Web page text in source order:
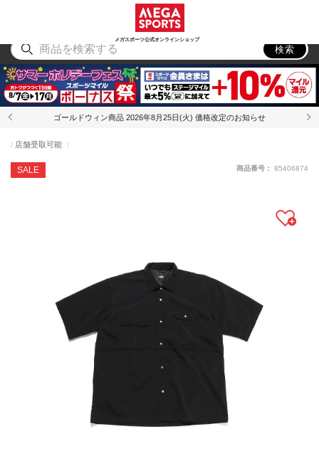
メガスポーツ公式オンラインショップ
アウトドア
検索
ゴールドウィン商品 2026年8月25日(火) 価格改定のお知らせ
SALE
店舗受取可能
商品番号： 85406874